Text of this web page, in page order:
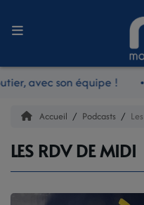
avec son équipe !
Accueil
LE JOURNAL
LES RDV DE MIDI
LES REPORTAGES
Accueil Podcasts
LES RDV DE MIDI